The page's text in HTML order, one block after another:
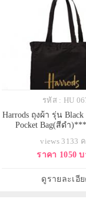
รหัส : HU
Harrods ถุงผ้า รุ่น Black
Pocket Bag(สีดำ
views 3133
ราคา 1050
ดูรายละเอี